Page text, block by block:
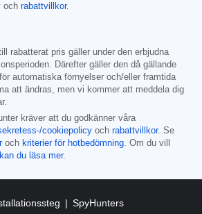
och rabattvillkor.
rabatterat pris gäller under den erbjudna
Därefter gäller den då gällande
automatiska förnyelser och/eller framtida
att ändras, men vi kommer att meddela dig
kräver att du godkänner våra
cookiepolicy och rabattvillkor. Se
och kriterier för hotbedömning. Om du vill
kan du läsa mer.
SpyHunters